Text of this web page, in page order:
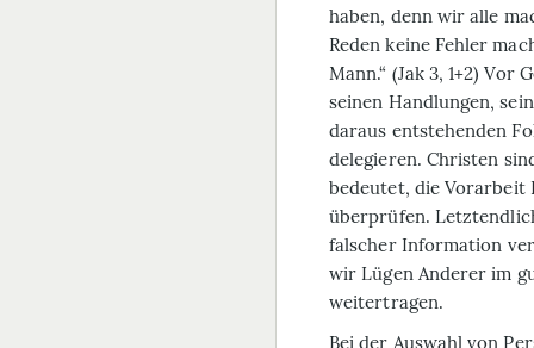
haben, denn wir alle
Reden keine Fehler
Mann.“ (Jak 3, 1+2)
seinen Handlungen,
daraus entstehenden
delegieren. Christen
bedeutet, die Vorarbeit
überprüfen.
falscher Information
wir Lügen Anderer im
weitertragen.
Bei der Auswahl von